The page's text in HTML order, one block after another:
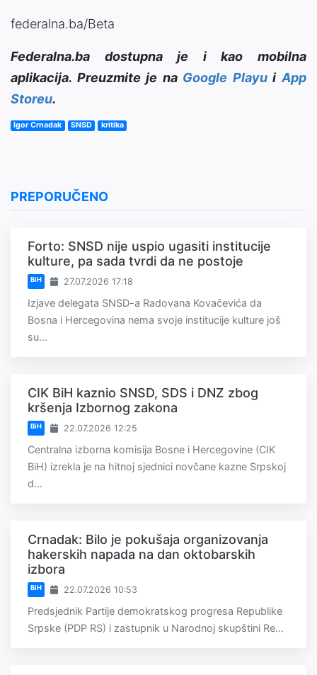
federalna.ba/Beta
Federalna.ba dostupna je i kao mobilna
aplikacija. Preuzmite je na Google PlayuiApp
Storeu.
Igor Crnadak SNSD kritika
PREPORUČENO
Forto: SNSD nije uspio ugasiti institucije
kulture, pa sada tvrdi da ne postoje
BiH 27.07.2026 17:18
Izjave delegata SNSD-a Radovana Kovačevića da
Bosna i Hercegovina nema svoje institucije kulture još
su...
CIK BiH kaznio SNSD, SDS i DNZ zbog
kršenja Izbornog zakona
BiH 22.07.2026 12:25
Centralna izborna komisija Bosne i Hercegovine (CIK
BiH) izrekla je na hitnoj sjednici novčane kazne Srpskoj
d...
Crnadak: Bilo je pokušaja organizovanja
hakerskih napada na dan oktobarskih
izbora
BiH 22.07.2026 10:53
Predsjednik Partije demokratskog progresa Republike
Srpske (PDP RS) i zastupnik u Narodnoj skupštini Re...